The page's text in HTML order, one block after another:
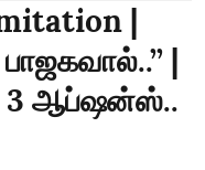
|
|
3 ஆப்ஷன்ஸ்..